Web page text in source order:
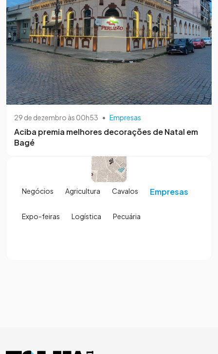
29 de dezembro às 00h53 • Empresas
Aciba premia melhores decorações de Natal em
Bagé
Negócios Agricultura Cavalos Empresas
Expo-feiras Logística Pecuária